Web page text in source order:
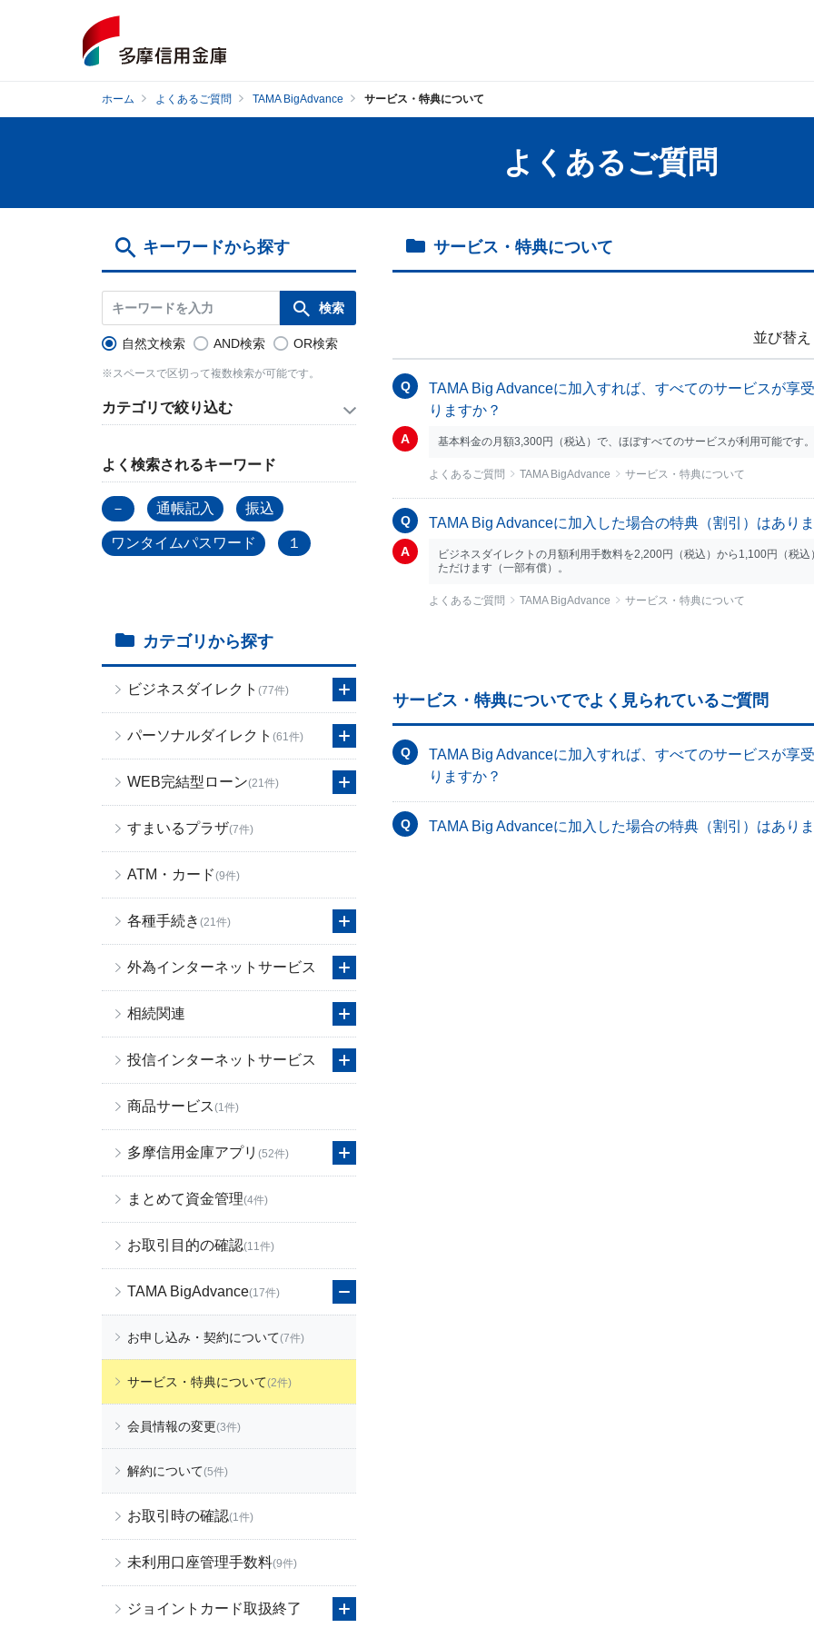
ホーム よくあるご質問 TAMA BigAdvance サービス・特典について
よくあるご質問
キーワードから探す
自然文検索 AND検索 OR検索
※スペースで区切って複数検索が可能です。
カテゴリで絞り込む
よく検索されるキーワード
－ 通帳記入 振込
ワンタイムパスワード １
カテゴリから探す
ビジネスダイレクト (77件)
パーソナルダイレクト (61件)
WEB完結型ローン(21件)
すまいるプラザ(7件)
ATM・カード(9件)
各種手続き (21件)
外為インターネットサービス
相続関連
投信インターネットサービス
商品サービス(1件)
多摩信用金庫アプリ (52件)
まとめて資金管理(4件)
お取引目的の確認(11件)
TAMA BigAdvance(17件)
お申し込み・契約について(7件)
サービス・特典について(2件)
会員情報の変更(3件)
解約について(5件)
お取引時の確認(1件)
未利用口座管理手数料(9件)
ジョイントカード取扱終了
サービス・特典について
並び替え
TAMA Big Advanceに加入すれば、すべてのサービスが享
りますか？
基本料金の月額3,300円（税込）で、ほぼすべてのサービスが利用可能で
よくあるご質問 TAMA BigAdvance サービス・特典について
TAMA Big Advanceに加入した場合の特典（割引）はあり
ビジネスダイレクトの月額利用手数料を2,200円（税込）から1,100円（税
ただけます（一部有償）。
よくあるご質問 TAMA BigAdvance サービス・特典について
サービス・特典についてでよく見られているご質問
TAMA Big Advanceに加入すれば、すべてのサービスが享
りますか？
TAMA Big Advanceに加入した場合の特典（割引）はあり